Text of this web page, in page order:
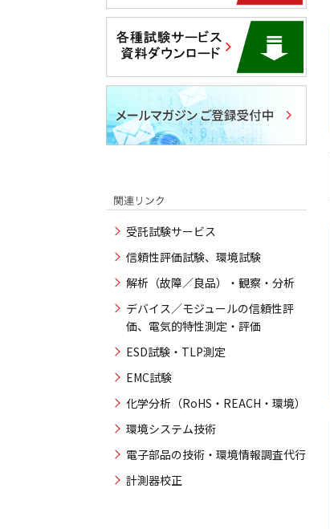
受託試験サービス
信頼性評価試験、環境試験
解析（故障／良品）・観察・分析
デバイス／モジュールの信頼性評
価、電気的特性測定・評価
ESD試験・TLP測定
EMC試験
化学分析（RoHS・REACH・環境）
環境システム技術
電子部品の技術・環境情報調査代行
計測器校正